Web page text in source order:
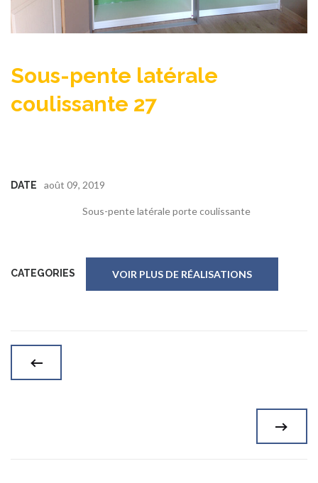
Sous-pente latérale
coulissante 27
DATE août 09, 2019
CATEGORIES
Sous-pente latérale porte coulissante
VOIR PLUS DE RÉALISATIONS